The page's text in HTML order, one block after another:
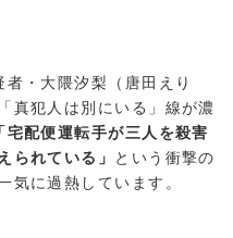
・大隈汐梨（唐田えり
真犯人は別にいる」線が濃
「宅配便運転手が三人を殺害
られている」
という衝撃の
気に過熱しています。